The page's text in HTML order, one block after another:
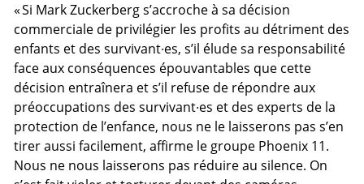
« Si Mark Zuckerberg s’accroche à sa décision
commerciale de privilégier les profits au détriment des
enfants et des survivant·es, s’il élude sa responsabilité
face aux conséquences épouvantables que cette
décision entraînera et s’il refuse de répondre aux
préoccupations des survivant·es et des experts de la
protection de l’enfance, nous ne le laisserons pas s’en
tirer aussi facilement, affirme le groupe Phoenix 11.
Nous ne nous laisserons pas réduire au silence. On